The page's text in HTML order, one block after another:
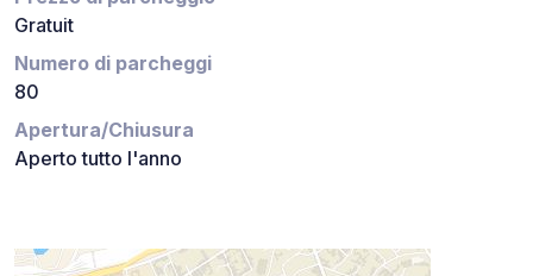
Gratuit
Numero di parcheggi
80
Apertura/Chiusura
Aperto tutto l'anno